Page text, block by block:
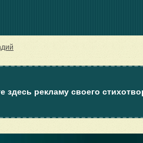
здесь рекламу своего